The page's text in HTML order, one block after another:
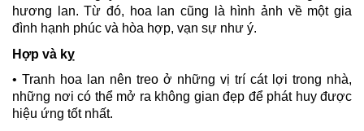
hương lan. Từ đó, hoa lan cũng là hình ảnh về một gia
đình hạnh phúc và hòa hợp, vạn sự như ý.
Hợp và kỵ
• Tranh hoa lan nên treo ở những vị trí cát lợi trong nhà,
những nơi có thể mở ra không gian đẹp để phát huy được
hiệu ứng tốt nhất.